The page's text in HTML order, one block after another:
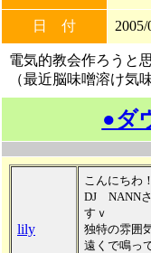
日 付
電気的教会作ろうと
（最近脳味噌溶け気
●ダ
lily
こんにちわ
DJ NANN
すｖ
独特の雰囲
遠くで鳴っ